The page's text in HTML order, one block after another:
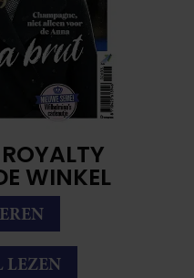
WINKEL